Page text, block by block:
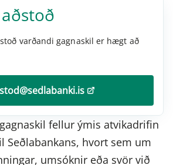
varðandi gagnaskil er hægt að
fellur ýmis atvikadrifin
Seðlabankans, hvort sem um
umsóknir eða svör við